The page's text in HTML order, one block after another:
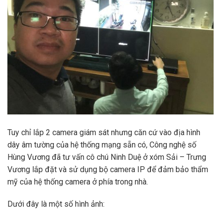
Tuy chỉ lắp 2 camera giám sát nhưng căn cứ vào địa hình
dây âm tường của hệ thống mạng sẵn có, Công nghệ số
Hùng Vương đã tư vấn cô chú Ninh Duệ ở xóm Sải – Trưng
Vương lắp đặt và sử dụng bộ camera IP để đảm bảo thẩm
mỹ của hệ thống camera ở phía trong nhà.
Dưới đây là một số hình ảnh: